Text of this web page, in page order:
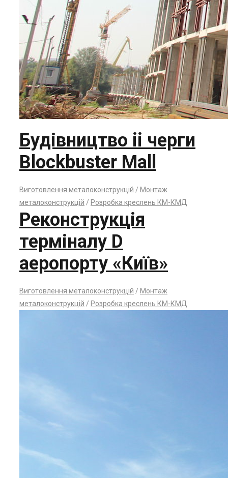
Будівництво ii черги
Blockbuster Mall
Виготовлення металоконструкцій / Монтаж
металоконструкцій / Розробка креслень КМ-КМД
Реконструкція
терміналу D
аеропорту «Київ»
Виготовлення металоконструкцій / Монтаж
металоконструкцій / Розробка креслень КМ-КМД